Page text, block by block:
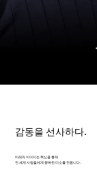
감동을 선사하다.
미래와 이어지는 혁신을 통해
전 세계 사람들에게 행복한 미소를 전합니다.